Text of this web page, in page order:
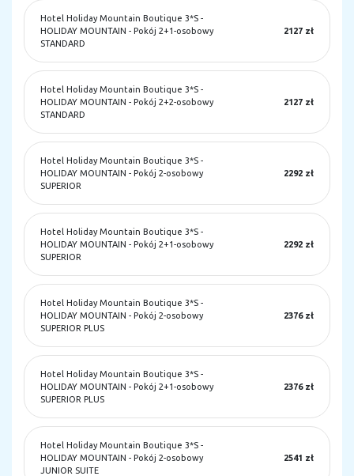
Hotel Holiday Mountain Boutique 3*S -
HOLIDAY MOUNTAIN - Pokój 2+1-osobowy
STANDARD
2127 zł
Hotel Holiday Mountain Boutique 3*S -
HOLIDAY MOUNTAIN - Pokój 2+2-osobowy
STANDARD
2127 zł
Hotel Holiday Mountain Boutique 3*S -
HOLIDAY MOUNTAIN - Pokój 2-osobowy
SUPERIOR
2292 zł
Hotel Holiday Mountain Boutique 3*S -
HOLIDAY MOUNTAIN - Pokój 2+1-osobowy
SUPERIOR
2292 zł
Hotel Holiday Mountain Boutique 3*S -
HOLIDAY MOUNTAIN - Pokój 2-osobowy
SUPERIOR PLUS
2376 zł
Hotel Holiday Mountain Boutique 3*S -
HOLIDAY MOUNTAIN - Pokój 2+1-osobowy
SUPERIOR PLUS
2376 zł
Hotel Holiday Mountain Boutique 3*S -
HOLIDAY MOUNTAIN - Pokój 2-osobowy
JUNIOR SUITE
2541 zł